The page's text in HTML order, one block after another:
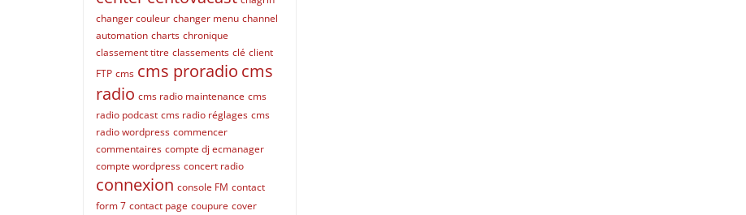
changer couleur changer menu channel
automation charts chronique
classement titre classements clé client
FTP cms cms proradio cms
radio cms radio maintenance cms
radio podcast cms radio réglages cms
radio wordpress commencer
commentaires compte dj ecmanager
compte wordpress concert radio
connexion console FM contact
form 7 contact page coupure cover